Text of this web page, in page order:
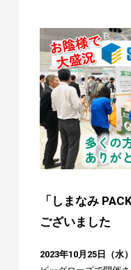
「しまなみ
ございました
2023年10月25日（水